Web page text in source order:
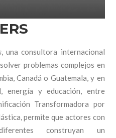
, una consultora internacional
problemas complejos en
Canadá o Guatemala, y en
energía y educación, entre
Transformadora por
permite que actores con
construyan un